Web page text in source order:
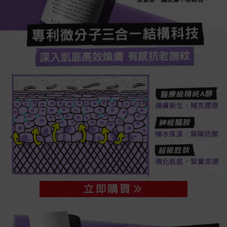
專利微分子三合一結構科技​
深入肌底高效煥膚 有感抗老撫紋​
醫療級精純A醇​
煥膚新生，補充膠原​
神經醯胺​
補水保濕，屏障防禦​
超級胜肽​
強化肌底，緊實澎潤​